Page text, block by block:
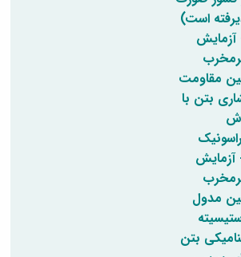
است)
آزمایش
مقاومت
بتن با
آزمایش
مدول
بتن